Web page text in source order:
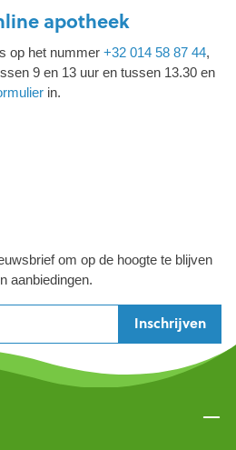
apotheek
op het nummer +32 014 58 87 44,
9 en 13 uur en tussen 13.30 en
in.
om op de hoogte te blijven
aanbiedingen.
Inschrijven